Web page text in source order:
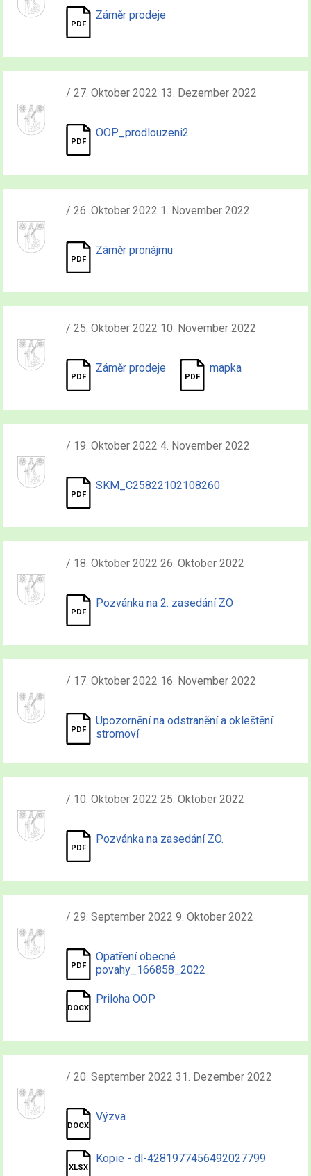
Záměr prodeje
/ 27. Oktober 2022 13. Dezember 2022
OOP_prodlouzeni2
/ 26. Oktober 2022 1. November 2022
Záměr pronájmu
/ 25. Oktober 2022 10. November 2022
Záměr prodeje mapka
/ 19. Oktober 2022 4. November 2022
SKM_C25822102108260
/ 18. Oktober 2022 26. Oktober 2022
Pozvánka na 2. zasedání ZO
/ 17. Oktober 2022 16. November 2022
Upozornění na odstranění a okleštění
stromoví
/ 10. Oktober 2022 25. Oktober 2022
Pozvánka na zasedání ZO.
/ 29. September 2022 9. Oktober 2022
Opatření obecné
povahy_166858_2022
Priloha OOP
/ 20. September 2022 31. Dezember 2022
Výzva
Kopie - dl-4281977456492027799